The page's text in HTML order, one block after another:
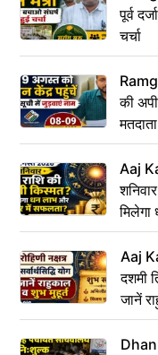
पूर्व
चर्चा
की
Aaj
Aaj
दशमी
जानें